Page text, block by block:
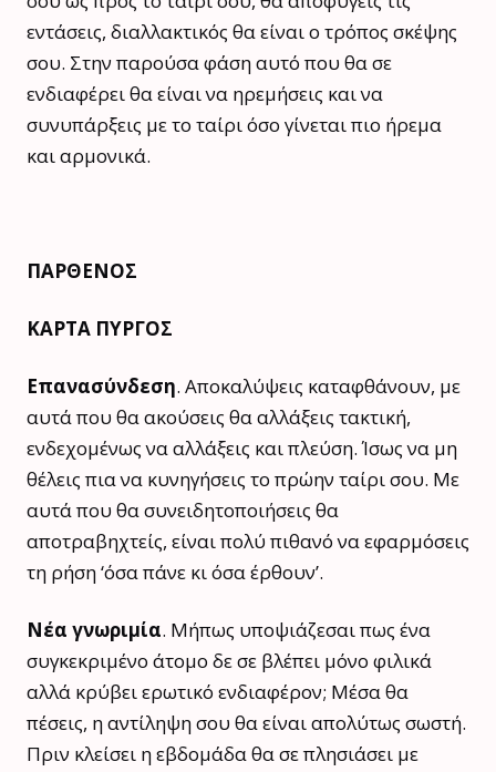
εντάσεις, διαλλακτικός θα είναι ο τρόπος σκέψης
σου. Στην παρούσα φάση αυτό που θα σε
ενδιαφέρει θα είναι να ηρεμήσεις και να
συνυπάρξεις με το ταίρι όσο γίνεται πιο ήρεμα
και αρμονικά.
ΠΑΡΘΕΝΟΣ
ΚΑΡΤΑ ΠΥΡΓΟΣ
Επανασύνδεση. Αποκαλύψεις καταφθάνουν, με
αυτά που θα ακούσεις θα αλλάξεις τακτική,
ενδεχομένως να αλλάξεις και πλεύση. Ίσως να μη
θέλεις πια να κυνηγήσεις το πρώην ταίρι σου. Με
αυτά που θα συνειδητοποιήσεις θα
αποτραβηχτείς, είναι πολύ πιθανό να εφαρμόσεις
τη ρήση ‘όσα πάνε κι όσα έρθουν’.
Νέα γνωριμία. Μήπως υποψιάζεσαι πως ένα
συγκεκριμένο άτομο δε σε βλέπει μόνο φιλικά
αλλά κρύβει ερωτικό ενδιαφέρον; Μέσα θα
πέσεις, η αντίληψη σου θα είναι απολύτως σωστή.
Πριν κλείσει η εβδομάδα θα σε πλησιάσει με